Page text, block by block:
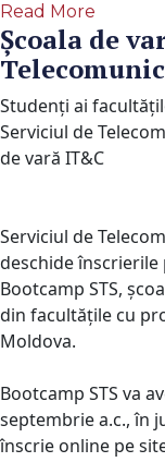
Read More
Școala de
Studenți ai
Serviciul de
de vară IT&C
Serviciul de
deschide înscrierile
Bootcamp STS,
din facultățile cu
Moldova.
Bootcamp STS va
septembrie a.c., în
înscrie online pe